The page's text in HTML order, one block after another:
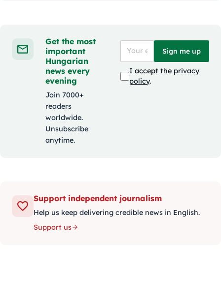
Get the most
important
Hungarian
news every
evening
Join 7000+
readers
worldwide.
Unsubscribe
anytime.
Sign me up
I accept the privacy
policy.
Support independent journalism
Help us keep delivering credible news in English.
Support us